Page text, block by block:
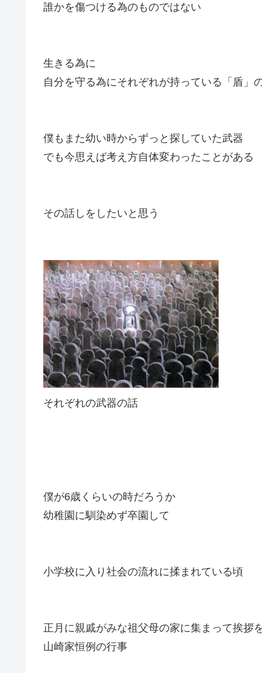
誰かを傷つける為のものではない
生きる為に
自分を守る為にそれぞれが持っている「盾」
僕もまた幼い時からずっと探していた武器
でも今思えば考え方自体変わったことがある
その話しをしたいと思う
それぞれの武器の話
僕が6歳くらいの時だろうか
幼稚園に馴染めず卒園して
小学校に入り社会の流れに揉まれている頃
正月に親戚がみな祖父母の家に集まって挨拶
山崎家恒例の行事